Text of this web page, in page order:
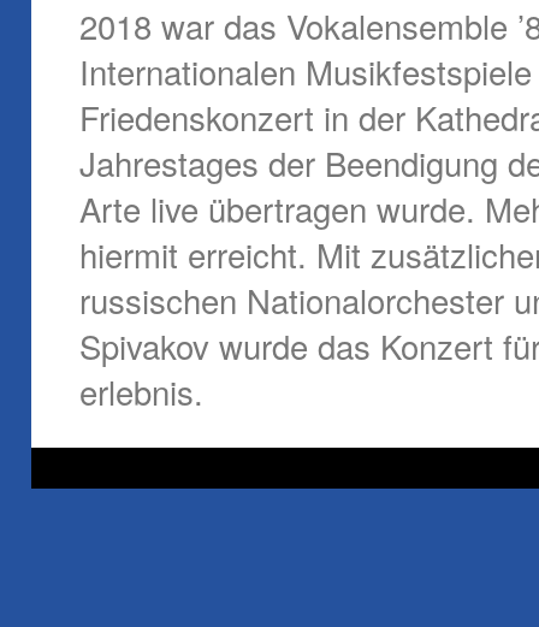
2018 war das Vokalensemble
Internationalen
Friedenskonzert in der
Jahrestages der Beendigung
Arte live übertragen wurde.
hiermit erreicht. Mit
russischen Nationalorchester
Spivakov wurde das Konzert
erlebnis.